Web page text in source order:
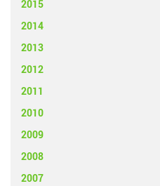
2015
2014
2013
2012
2011
2010
2009
2008
2007